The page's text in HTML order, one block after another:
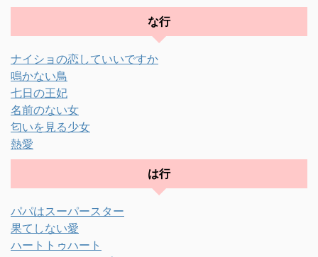
な行
ナイショの恋していいですか
鳴かない鳥
七日の王妃
名前のない女
匂いを見る少女
熱愛
は行
パパはスーパースター
果てしない愛
ハートトゥハート